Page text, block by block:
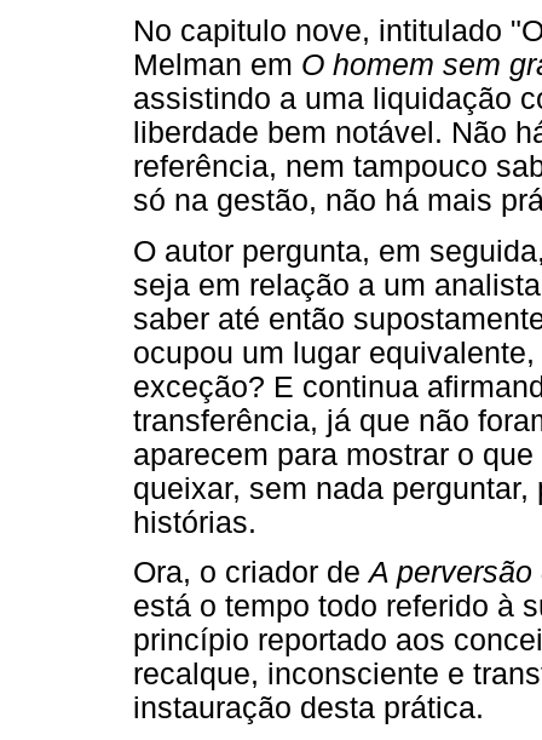
No capitulo nove, intitulado
Melman em O homem sem
assistindo a uma liquidação
liberdade bem notável. Não
referência, nem tampouco
só na gestão, não há mais
O autor pergunta, em
seja em relação a um
saber até então
ocupou um lugar
exceção? E continua
transferência, já que não
aparecem para mostrar o
queixar, sem nada
histórias.
Ora, o criador deA
está o tempo todo referido à
princípio reportado aos
recalque, inconsciente e
instauração desta prática.